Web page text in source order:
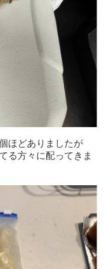
ほどありましたが
る方々に配ってきま